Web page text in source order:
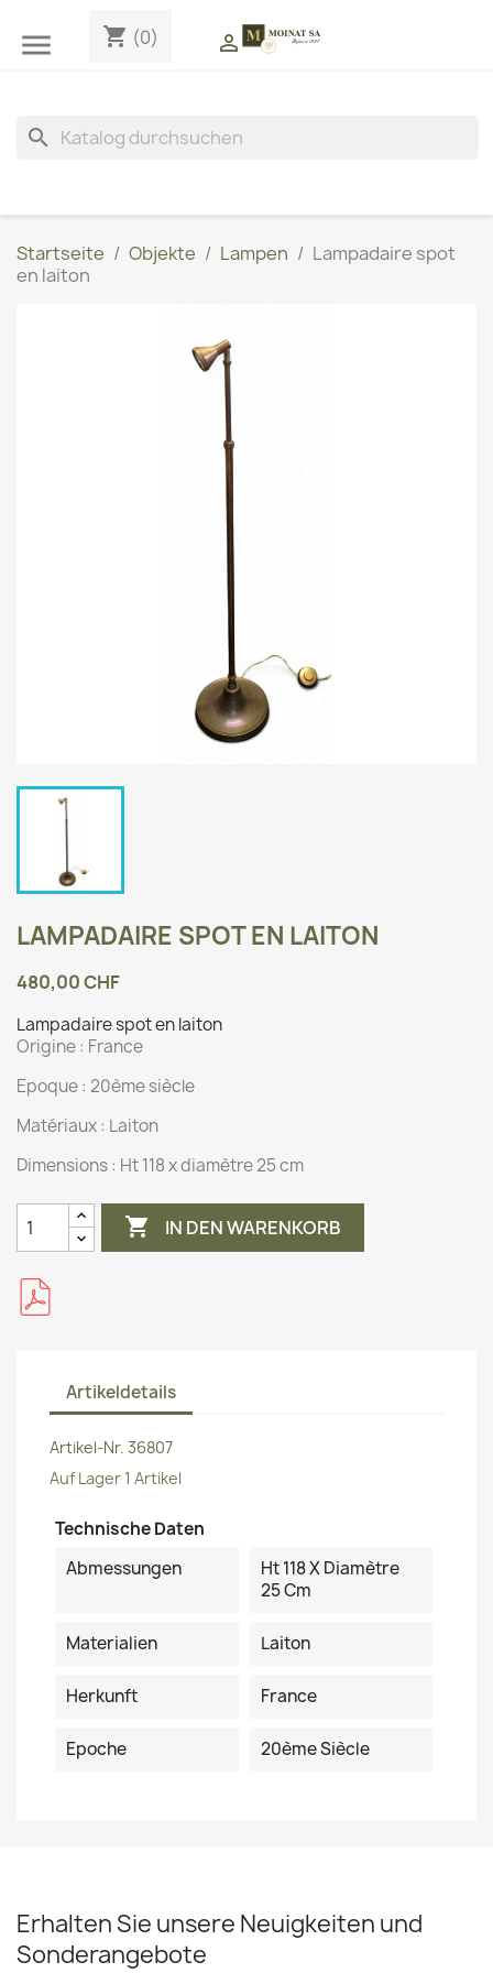
 shopping_cart (0) 
search
Startseite Objekte Lampen
Lampadaire spot
en laiton
LAMPADAIRE SPOT EN LAITON
480,00 CHF
Lampadaire spot en laiton
Origine : France
Epoque : 20ème siècle
Matériaux : Laiton
Dimensions : Ht 118 x diamètre 25 cm
 IN DEN WARENKORB
Artikeldetails
Artikel-Nr. 36807
Auf Lager 1 Artikel
Technische Daten
Abmessungen
Ht 118 X Diamètre
25 Cm
Materialien Laiton
Herkunft France
Epoche 20ème Siècle
Erhalten Sie unsere Neuigkeiten und
Sonderangebote